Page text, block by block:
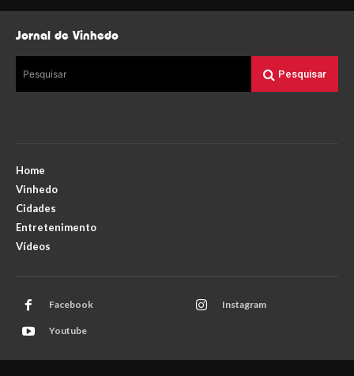
Jornal de Vinhedo
Pesquisar Pesquisar
Home
Vinhedo
Cidades
Entretenimento
Vídeos
Facebook Instagram
Youtube